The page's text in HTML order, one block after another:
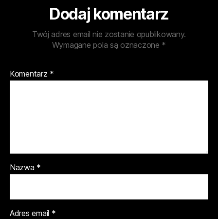
Dodaj komentarz
Twój adres email nie zostanie opublikowany.
Wymagane pola są oznaczone *
Komentarz *
Nazwa *
Adres email *